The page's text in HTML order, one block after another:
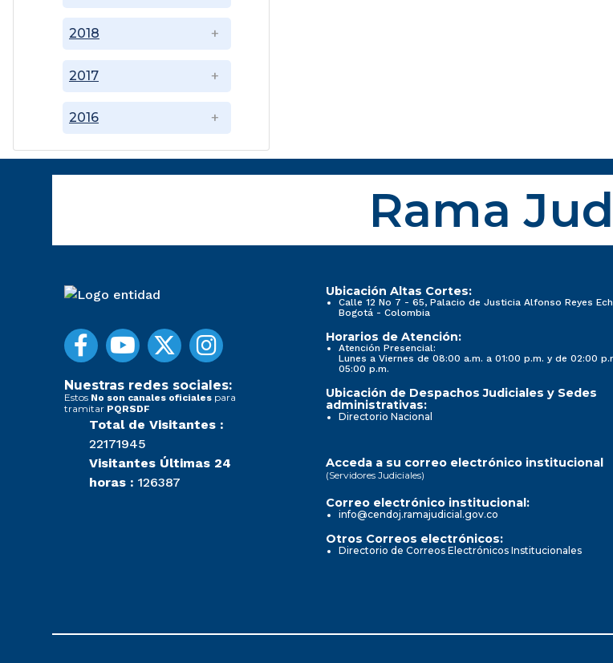
2016
2017
2018
Rama
Nuestras redes sociales:
Estos No son canales oficiales para
tramitar PQRSDF
Total de Visitantes :
22171945
Visitantes Últimas 24
horas : 126387
Ubicación Altas Cortes:
Calle 12 No 7 - 65, Palacio de Justicia Alfonso Reyes
Bogotá - Colombia
Horarios de Atención:
Atención Presencial:
Lunes a Viernes de 08:00 a.m. a 01:00 p.m. y de 02:00
05:00 p.m.
Ubicación de Despachos Judiciales y Sedes
administrativas:
Directorio Nacional
Acceda a su correo electrónico institucional
(Servidores Judiciales)
Correo electrónico institucional:
info@cendoj.ramajudicial.gov.co
Otros Correos electrónicos:
Directorio de Correos Electrónicos Institucionales